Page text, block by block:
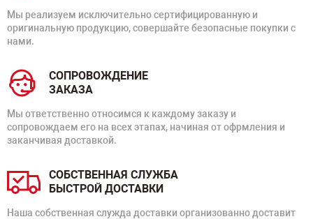
Мы реализуем исключительно сертифицированную и
оригинальную продукцию, совершайте безопасные покупки с
нами.
СОПРОВОЖДЕНИЕ
ЗАКАЗА
Мы ответственно относимся к каждому заказу и
сопровождаем его на всех этапах, начиная от офрмления и
заканчивая доставкой.
СОБСТВЕННАЯ СЛУЖБА
БЫСТРОЙ ДОСТАВКИ
Наша собственная служда доставки организованно доставит